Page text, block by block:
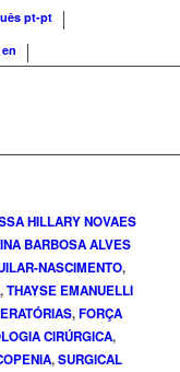
pt-pt
en
HILLARY NOVAES
BARBOSA ALVES
NASCIMENTO,
,THAYSE EMANUELLI
,FORÇA
CIRÚRGICA,
,SURGICAL